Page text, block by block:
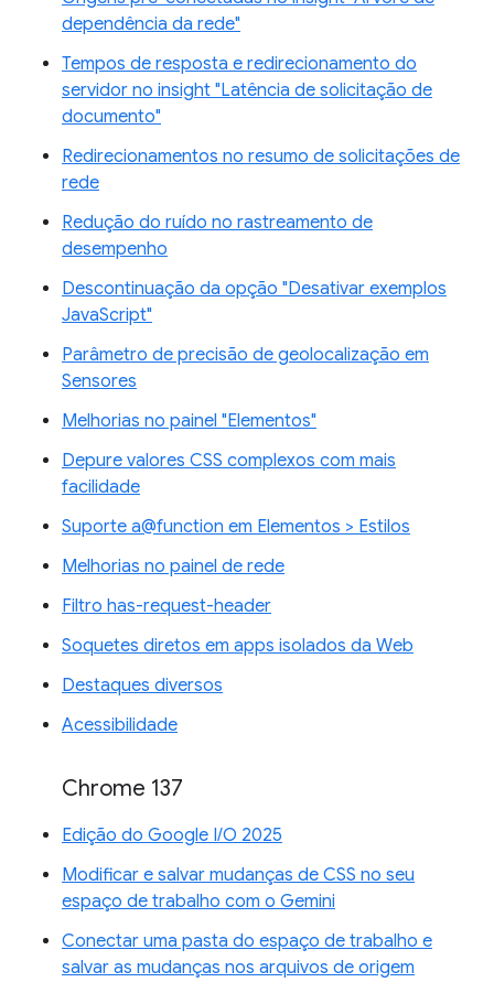
dependência da rede"
Tempos de resposta e redirecionamento do
servidor no insight "Latência de solicitação de
documento"
Redirecionamentos no resumo de solicitações de
rede
Redução do ruído no rastreamento de
desempenho
Descontinuação da opção "Desativar exemplos
JavaScript"
Parâmetro de precisão de geolocalização em
Sensores
Melhorias no painel "Elementos"
Depure valores CSS complexos com mais
facilidade
Suporte a@function em Elementos > Estilos
Melhorias no painel de rede
Filtro has-request-header
Soquetes diretos em apps isolados da Web
Destaques diversos
Acessibilidade
Chrome 137
Edição do Google I/O 2025
Modificar e salvar mudanças de CSS no seu
espaço de trabalho com o Gemini
Conectar uma pasta do espaço de trabalho e
salvar as mudanças nos arquivos de origem